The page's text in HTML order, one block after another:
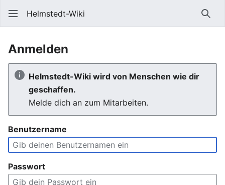
Helmstedt-Wiki
Anmelden
Helmstedt-Wiki wird von Menschen wie dir
geschaffen.
Melde dich an zum Mitarbeiten.
Benutzername
Passwort